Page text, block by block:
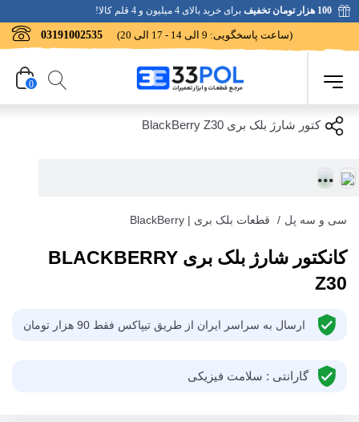
100 هزار تومان تخفیف برای خرید بالای 4 میلیون و 4 قلم کالا!
03191002535 (ساعت پاسخگویی: 9 الی 14 - 17 الی 20)
0
سی و سه پل / قطعات بلک بری | BlackBerry
کانکتور شارژ بلک بری BLACKBERRY
Z30
ارسال به سراسر ایران از طریق تیپاکس فقط 90 هزار تومان
گارانتی : سلامت فیزیکی